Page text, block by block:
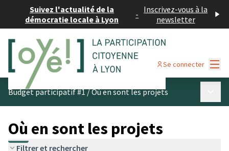
Suivez l'actualité de la
démocratie locale à Lyon
- Inscrivez-vous à la
newsletter
Se connecter
Budget participatif #1/Où en sont les projets
Où en sont les projets
Filtrer et rechercher